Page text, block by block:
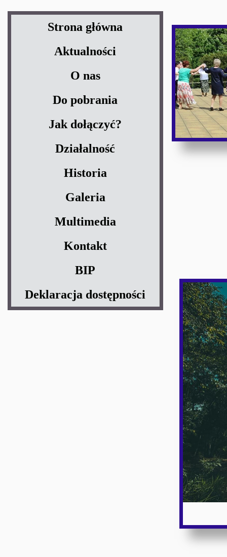
Strona główna
Aktualności
O nas
Do pobrania
Jak dołączyć?
Działalność
Historia
Galeria
Multimedia
Kontakt
BIP
Deklaracja dostępności